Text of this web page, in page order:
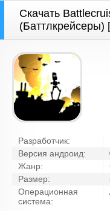
Скачать
Разработчик:
Версия андроид:
Жанр:
Размер:
Операционная
система: